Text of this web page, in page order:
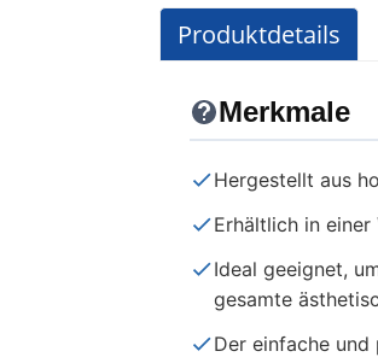
Produktdetails
Merkmale
Hergestellt aus
Erhältlich in
Ideal geeignet,
gesamte
Der einfache